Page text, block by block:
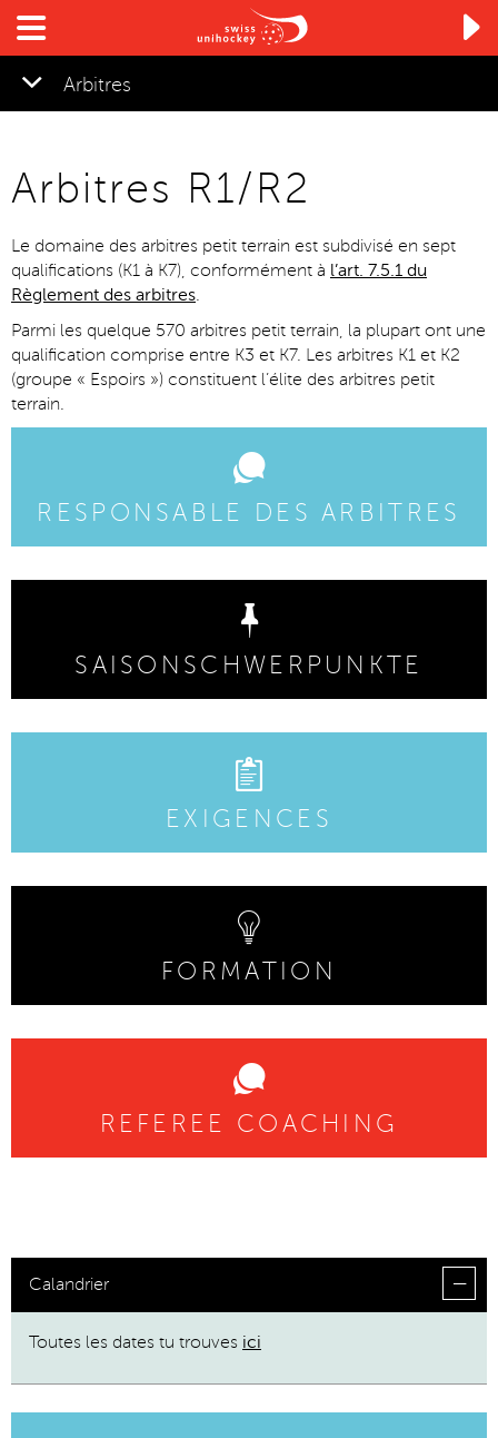

Arbitres
Arbitres R1/R2
Le domaine des arbitres petit terrain est subdivisé en sept
qualifications (K1 à K7), conformément à l’art. 7.5.1 du
Règlement des arbitres.
Parmi les quelque 570 arbitres petit terrain, la plupart ont une
qualification comprise entre K3 et K7. Les arbitres K1 et K2
(groupe « Espoirs ») constituent l’élite des arbitres petit
terrain.
RESPONSABLE DES ARBITRES
SAISONSCHWERPUNKTE
EXIGENCES
FORMATION
REFEREE COACHING
Calandrier
Toutes les dates tu trouves ici